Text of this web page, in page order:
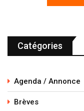
Catégories
Agenda / Annonce
Brèves